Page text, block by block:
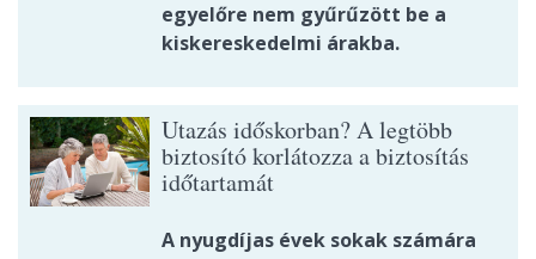
egyelőre nem gyűrűzött be a
kiskereskedelmi árakba.
Utazás időskorban? A legtöbb
biztosító korlátozza a biztosítás
időtartamát
A nyugdíjas évek sokak számára